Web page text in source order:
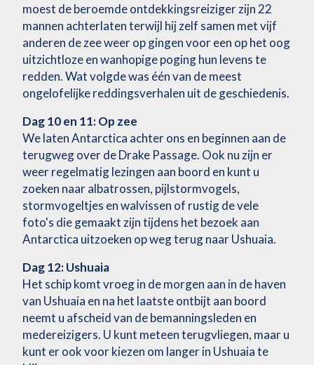
moest de beroemde ontdekkingsreiziger zijn 22
mannen achterlaten terwijl hij zelf samen met vijf
anderen de zee weer op gingen voor een op het oog
uitzichtloze en wanhopige poging hun levens te
redden. Wat volgde was één van de meest
ongelofelijke reddingsverhalen uit de geschiedenis.
Dag 10 en 11: Op zee
We laten Antarctica achter ons en beginnen aan de
terugweg over de Drake Passage. Ook nu zijn er
weer regelmatig lezingen aan boord en kunt u
zoeken naar albatrossen, pijlstormvogels,
stormvogeltjes en walvissen of rustig de vele
foto's die gemaakt zijn tijdens het bezoek aan
Antarctica uitzoeken op weg terug naar Ushuaia.
Dag 12: Ushuaia
Het schip komt vroeg in de morgen aan in de haven
van Ushuaia en na het laatste ontbijt aan boord
neemt u afscheid van de bemanningsleden en
medereizigers. U kunt meteen terugvliegen, maar u
kunt er ook voor kiezen om langer in Ushuaia te